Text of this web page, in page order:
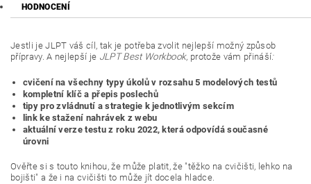
HODNOCENÍ
Jestli je JLPT váš cíl, tak je potřeba zvolit nejlepší možný způsob
přípravy. A nejlepší je JLPT Best Workbook, protože vám přináší:
cvičení na všechny typy úkolů v rozsahu 5 modelových testů
kompletní klíč a přepis poslechů
tipy pro zvládnutí a strategie k jednotlivým sekcím
link ke stažení nahrávek z webu
aktuální verze testu z roku 2022, která odpovídá současné
úrovni
Ověřte si s touto knihou, že může platit, že "těžko na cvičišti, lehko na
bojišti" a že i na cvičišti to může jít docela hladce.